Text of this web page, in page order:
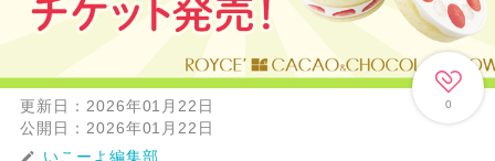
0
更新日： 2026年01月22日
公開日： 2026年01月22日
いこーよ編集部